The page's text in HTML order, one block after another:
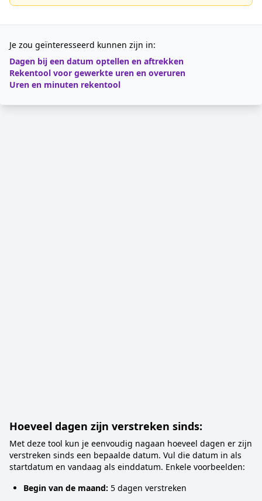
Je zou geïnteresseerd kunnen zijn in:
Dagen bij een datum optellen en aftrekken
Rekentool voor gewerkte uren en overuren
Uren en minuten rekentool
Hoeveel dagen zijn verstreken sinds:
Met deze tool kun je eenvoudig nagaan hoeveel dagen er zijn
verstreken sinds een bepaalde datum. Vul die datum in als
startdatum en vandaag als einddatum. Enkele voorbeelden:
Begin van de maand: 5 dagen verstreken